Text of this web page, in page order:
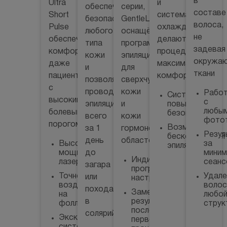
Ultra
Short
Pulse
обеспечивает
комфорт
даже
пациентам
с
высоким
болевым
порогом
Высокая
мощность
лазера
Точное
воздействие
на
фолликулу
Эксклюзивная
обеспечивает
безопасность
любого
типа
кожи
и
позволяет
проводить
эпиляцию
всего
за 1
день
до
загара
или
похода
в
солярий
серии,
GentleLas
оснащён
программами
эпиляции
для
сверхчувствительной
кожи
и
кожи
гормонозависимых
областей
Индивидуальные
программы
настроек
Заметный
результат
после
первой
и
система
охлаждения
делают
процедуру
максимально
комфортной
Система
повышенной
безопасности
Возможность
бесконтактной
эпиляции
составе
волоса,
не
задевая
ткани
с
за
волос
любой